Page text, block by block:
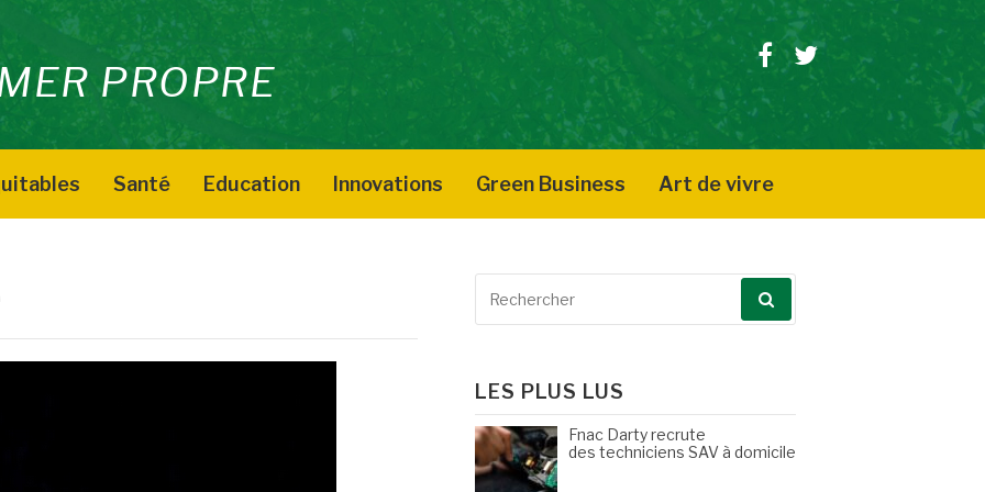
PROPRE
Facebook
Twitter
Santé Education Innovations Green Business Art de vivre
LES PLUS LUS
Fnac Darty recrute
des techniciens SAV à domicile